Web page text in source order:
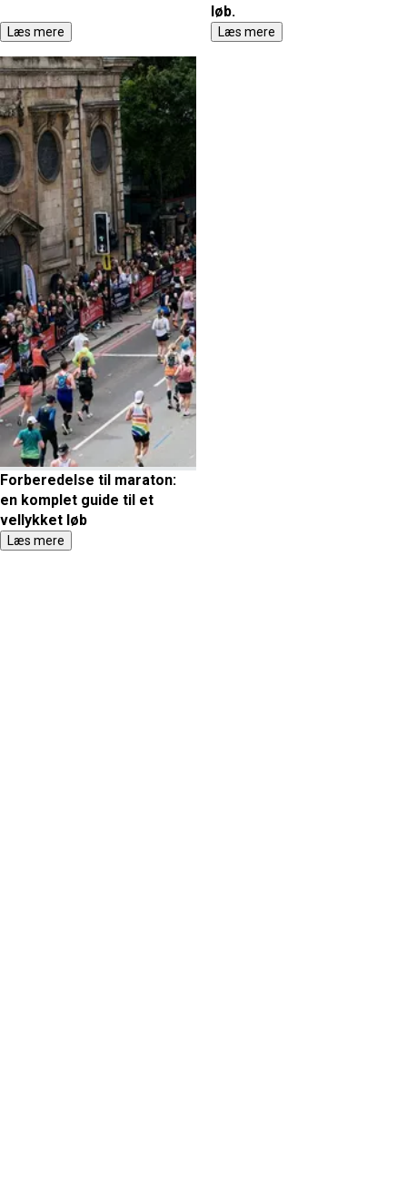
Læs mere
løb.
Læs mere
Forberedelse til maraton:
en komplet guide til et
vellykket løb
Læs mere